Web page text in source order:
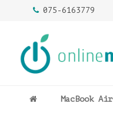
075-6163779
MacBook Air